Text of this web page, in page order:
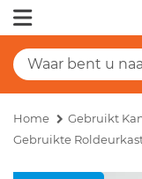
Home Gebruikt
Gebruikte